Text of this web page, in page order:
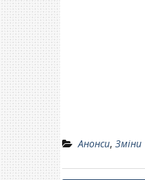
Анонси, Зміни